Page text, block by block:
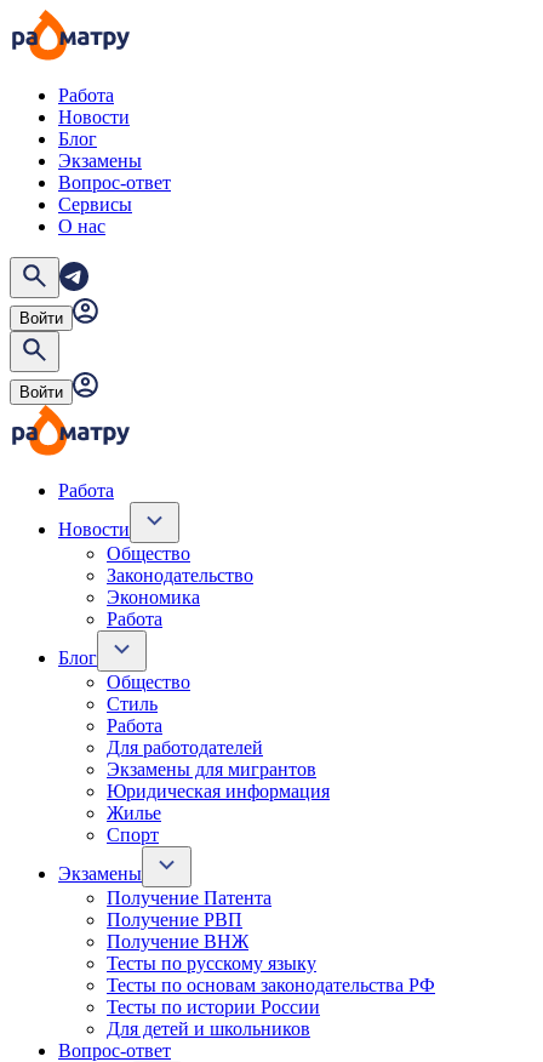
Работа
Новости
Блог
Экзамены
Вопрос-ответ
Сервисы
О нас
Войти
Войти
Работа
Новости
Общество
Законодательство
Экономика
Работа
Блог
Общество
Стиль
Работа
Для работодателей
Экзамены для мигрантов
Юридическая информация
Жилье
Спорт
Экзамены
Получение Патента
Получение РВП
Получение ВНЖ
Тесты по русскому языку
Тесты по основам законодательства РФ
Тесты по истории России
Для детей и школьников
Вопрос-ответ